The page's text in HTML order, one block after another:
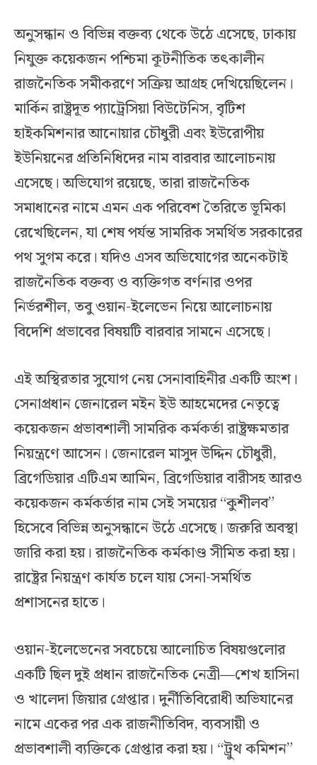
অনুসন্ধান ও বিভিন্ন বক্তব্য থেকে উঠে এসেছে, ঢাকায়
নিযুক্ত কয়েকজন পশ্চিমা কূটনীতিক তৎকালীন
রাজনৈতিক সমীকরণে সক্রিয় আগ্রহ দেখিয়েছিলেন।
মার্কিন রাষ্ট্রদূত প্যাট্রেসিয়া বিউটেনিস, বৃটিশ
হাইকমিশনার আনোয়ার চৌধুরী এবং ইউরোপীয়
ইউনিয়নের প্রতিনিধিদের নাম বারবার আলোচনায়
এসেছে। অভিযোগ রয়েছে, তারা রাজনৈতিক
সমাধানের নামে এমন এক পরিবেশ তৈরিতে ভূমিকা
রেখেছিলেন, যা শেষ পর্যন্ত সামরিক সমর্থিত সরকারের
পথ সুগম করে। যদিও এসব অভিযোগের অনেকটাই
রাজনৈতিক বক্তব্য ও ব্যক্তিগত বর্ণনার ওপর
নির্ভরশীল, তবু ওয়ান-ইলেভেন নিয়ে আলোচনায়
বিদেশি প্রভাবের বিষয়টি বারবার সামনে এসেছে।
এই অস্থিরতার সুযোগ নেয় সেনাবাহিনীর একটি অংশ।
সেনাপ্রধান জেনারেল মইন ইউ আহমেদের নেতৃত্বে
কয়েকজন প্রভাবশালী সামরিক কর্মকর্তা রাষ্ট্রক্ষমতার
নিয়ন্ত্রণে আসেন। জেনারেল মাসুদ উদ্দিন চৌধুরী,
ব্রিগেডিয়ার এটিএম আমিন, ব্রিগেডিয়ার বারীসহ আরও
কয়েকজন কর্মকর্তার নাম সেই সময়ের “কুশীলব”
হিসেবে বিভিন্ন অনুসন্ধানে উঠে এসেছে। জরুরি অবস্থা
জারি করা হয়। রাজনৈতিক কর্মকাণ্ড সীমিত করা হয়।
রাষ্ট্রের নিয়ন্ত্রণ কার্যত চলে যায় সেনা-সমর্থিত
প্রশাসনের হাতে।
ওয়ান-ইলেভেনের সবচেয়ে আলোচিত বিষয়গুলোর
একটি ছিল দুই প্রধান রাজনৈতিক নেত্রী—শেখ হাসিনা
ও খালেদা জিয়ার গ্রেপ্তার। দুর্নীতিবিরোধী অভিযানের
নামে একের পর এক রাজনীতিবিদ, ব্যবসায়ী ও
প্রভাবশালী ব্যক্তিকে গ্রেপ্তার করা হয়। “ট্রুথ কমিশন”